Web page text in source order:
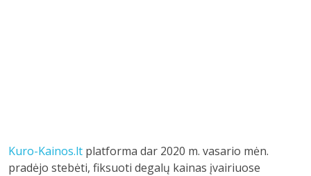
Kuro-Kainos.lt platforma dar 2020 m. vasario mėn.
pradėjo stebėti, fiksuoti degalų kainas įvairiuose